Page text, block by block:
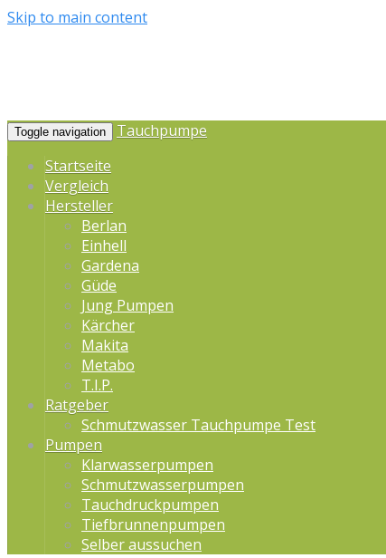
Skip to main content
Toggle navigation
Tauchpumpe
Startseite
Vergleich
Hersteller
Berlan
Einhell
Gardena
Güde
Jung Pumpen
Kärcher
Makita
Metabo
T.I.P.
Ratgeber
Schmutzwasser Tauchpumpe Test
Pumpen
Klarwasserpumpen
Schmutzwasserpumpen
Tauchdruckpumpen
Tiefbrunnenpumpen
Selber aussuchen